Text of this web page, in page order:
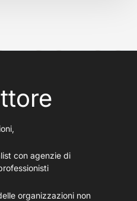
con agenzie di
organizzazioni non